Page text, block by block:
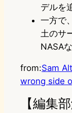
デルを
一方で
土のサ
NASA
from:Sam
wrong side
【編集